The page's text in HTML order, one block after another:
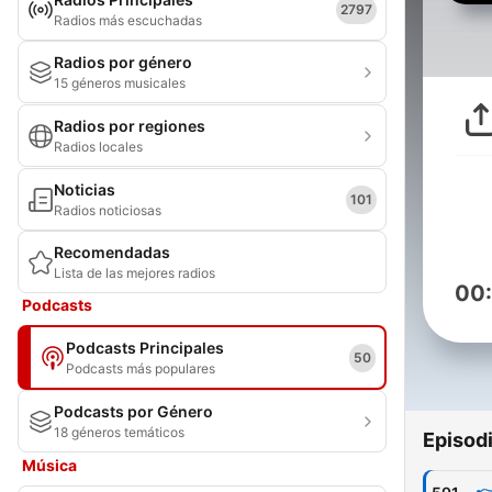
Radios más escuchadas
2797
Radios por género
15 géneros musicales
Radios por regiones
Radios locales
Noticias
Radios noticiosas
101
Recomendadas
Lista de las mejores radios
Podcasts
Podcasts Principales
Podcasts más populares
50
Podcasts por Género
18 géneros temáticos
Música